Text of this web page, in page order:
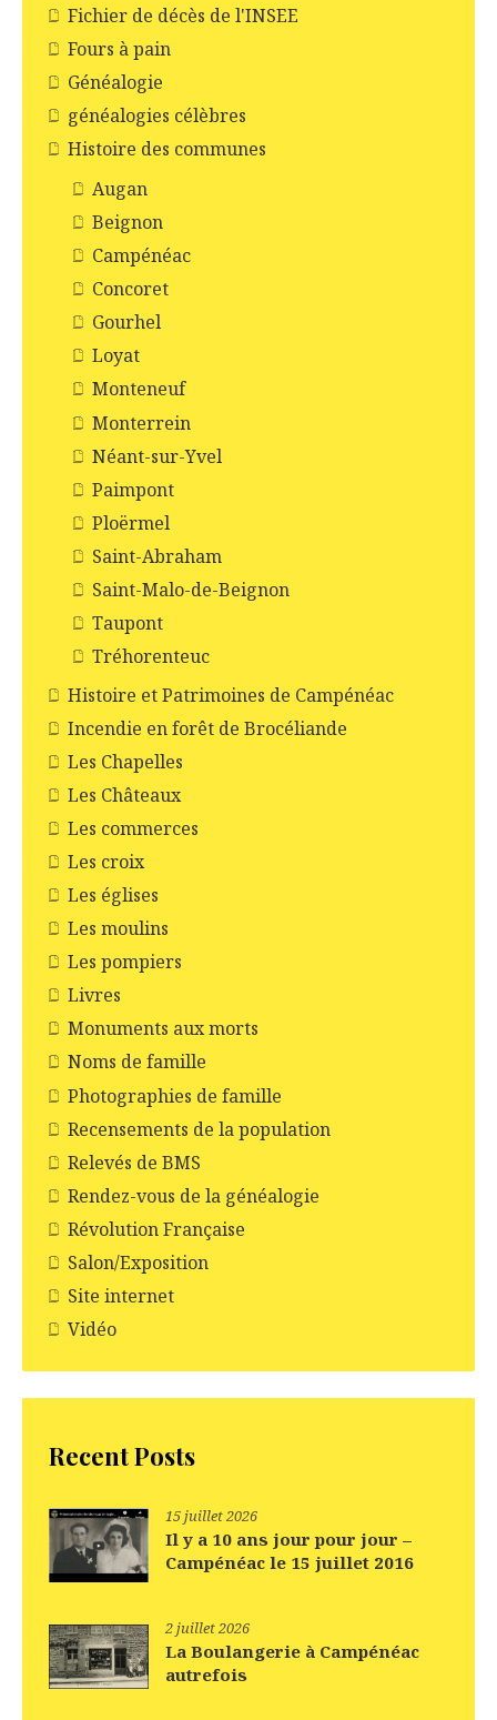
Fichier de décès de l'INSEE
Fours à pain
Généalogie
généalogies célèbres
Histoire des communes
Augan
Beignon
Campénéac
Concoret
Gourhel
Loyat
Monteneuf
Monterrein
Néant-sur-Yvel
Paimpont
Ploërmel
Saint-Abraham
Saint-Malo-de-Beignon
Taupont
Tréhorenteuc
Histoire et Patrimoines de Campénéac
Incendie en forêt de Brocéliande
Les Chapelles
Les Châteaux
Les commerces
Les croix
Les églises
Les moulins
Les pompiers
Livres
Monuments aux morts
Noms de famille
Photographies de famille
Recensements de la population
Relevés de BMS
Rendez-vous de la généalogie
Révolution Française
Salon/Exposition
Site internet
Vidéo
Recent Posts
15 juillet 2026
Il y a 10 ans jour pour jour –
Campénéac le 15 juillet 2016
2 juillet 2026
La Boulangerie à Campénéac
autrefois